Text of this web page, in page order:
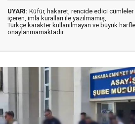
UYARI: Küfür, hakaret, rencide edici cümleler
içeren, imla kuralları ile yazılmamış,
Türkçe karakter kullanılmayan ve büyük
onaylanmamaktadır.